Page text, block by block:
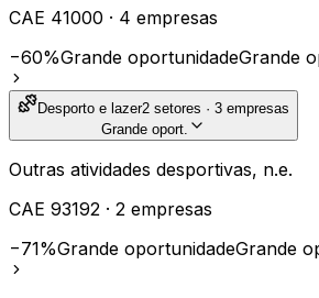
CAE 41000 · 4 empresas
−60%Grande oportunidadeGrande
Desporto e lazer2 setores · 3 empresas
Grande oport.
Outras atividades desportivas, n.e.
CAE 93192 · 2 empresas
−71%Grande oportunidadeGrande